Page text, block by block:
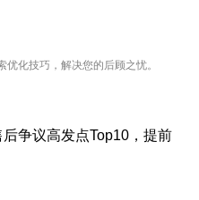
化技巧，解决您的后顾之忧。
争议高发点Top10，提前